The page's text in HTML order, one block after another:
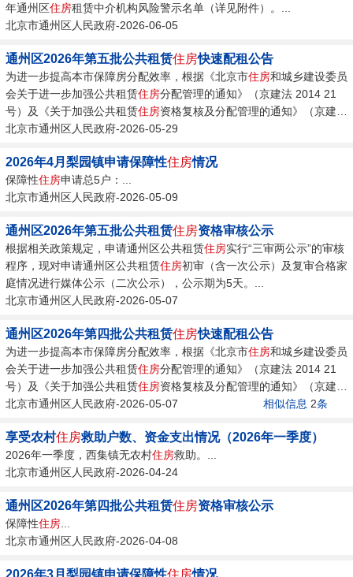
年通州区住房租赁中介机构风险警示名单（详见附件）。...
北京市通州区人民政府-2026-06-05
通州区2026年第五批公共租赁住房快速配租公告
为进一步提高本市保障房分配效率，根据《北京市住房和城乡建设委员
会关于进一步加强公共租赁住房分配管理的通知》（京建法 2014 21
号）及《关于加强公共租赁住房资格复核及分配管理的通知》（京建法
2021 8号）...
北京市通州区人民政府-2026-05-29
2026年4月梨园镇申请保障性住房情况
保障性住房申请总5户：...
北京市通州区人民政府-2026-05-09
通州区2026年第五批公共租赁住房资格审核公示
根据相关政策规定，申请通州区公共租赁住房实行“三审两公示”的审核
程序，现对申请通州区公共租赁住房初审（含一次公示）及复审合格家
庭情况进行媒体公示（二次公示），公示期为5天。...
北京市通州区人民政府-2026-05-07
通州区2026年第四批公共租赁住房快速配租公告
为进一步提高本市保障房分配效率，根据《北京市住房和城乡建设委员
会关于进一步加强公共租赁住房分配管理的通知》（京建法 2014 21
号）及《关于加强公共租赁住房资格复核及分配管理的通知》（京建法
2021 8号）...
北京市通州区人民政府-2026-05-07 相似信息 2条
享受农村住房救助户数、资金支出情况（2026年一季度）
2026年一季度，西集镇无农村住房救助。...
北京市通州区人民政府-2026-04-24
通州区2026年第四批公共租赁住房资格审核公示
保障性住房
北京市通州区人民政府-2026-04-08
2026年3月梨园镇申请保障性住房情况